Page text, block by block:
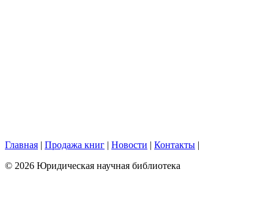
Главная | Продажа книг | Новости | Контакты |
© 2026 Юридическая научная библиотека